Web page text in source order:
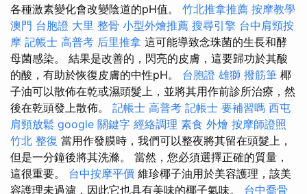
各種激素變化會改變陰道的pH值。 竹北推拿推薦 按摩教學
澳門 台胞證 大里 整骨 小型外燴推薦 搜尋引擎 台中肩頸按
摩 記帳士 高普考 后里推拿 這可能導致念珠菌的生長和酵
母菌感染。 結果是改善的，閃亮的皮膚，這要歸功於其酸
的酸，有助於恢復皮膚的中性pH。 台胞證 雄獅 撥筋筆 椰
子油可以散佈在乾或濕頭髮上，並將其用作前診所治療，然
後在乾頭發上散佈。 記帳士 高普考 記帳士 要補習嗎 西屯
肩頸放鬆 google 關鍵字 經絡調理 素食 外燴 按摩師證照
竹北 整復 當用作發膜時，我們可以整夜將其留在頭髮上，
但是一分鐘後將其洗滌。 當然，您必須選擇正確的質量，
這很重要。 台中按摩平價 維珍椰子油用於美容護理，該美
容護理未過濾，因此它也具有美味的椰子氣味。 台中喬骨